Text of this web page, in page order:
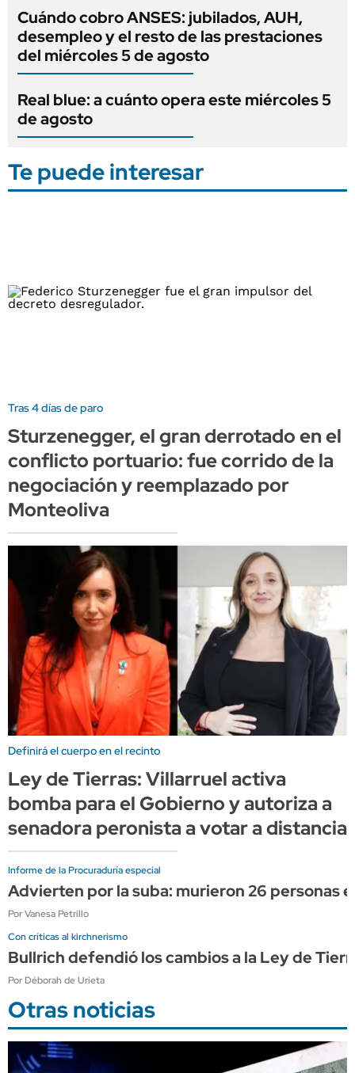
Cuándo cobro ANSES: jubilados, AUH,
desempleo y el resto de las prestaciones
del miércoles 5 de agosto
Real blue: a cuánto opera este miércoles 5
de agosto
Te puede interesar
Tras 4 días de paro
Sturzenegger, el gran derrotado en el
conflicto portuario: fue corrido de la
negociación y reemplazado por
Monteoliva
Definirá el cuerpo en el recinto
Ley de Tierras: Villarruel activa
bomba para el Gobierno y autoriza a
senadora peronista a votar a distancia
Informe de la Procuraduría especial
Advierten por la suba: murieron 26 personas
Por Vanesa Petrillo
Con críticas al kirchnerismo
Bullrich defendió los cambios a la Ley de
Por Déborah de Urieta
Otras noticias